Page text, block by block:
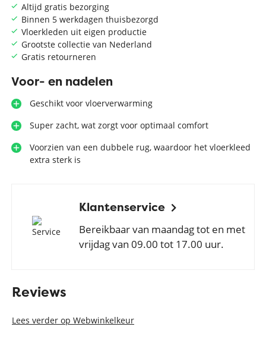
Altijd gratis bezorging
Binnen 5 werkdagen thuisbezorgd
Vloerkleden uit eigen productie
Grootste collectie van Nederland
Gratis retourneren
Voor- en nadelen
Geschikt voor vloerverwarming
Super zacht, wat zorgt voor optimaal comfort
Voorzien van een dubbele rug, waardoor het vloerkleed
extra sterk is
Klantenservice
Bereikbaar van maandag tot en met
vrijdag van 09.00 tot 17.00 uur.
Reviews
Lees verder op Webwinkelkeur